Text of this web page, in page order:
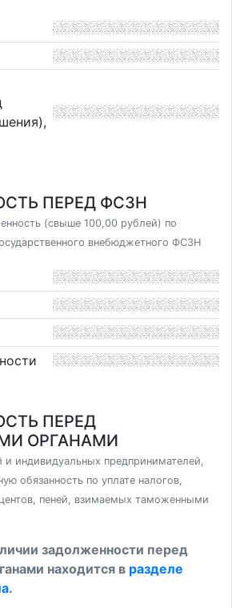
ПЕРЕД ФСЗН
(свыше 100,00 рублей) по
внебюджетного ФСЗН
ПЕРЕД
ОРГАНАМИ
и индивидуальных предпринимателей,
обязанность по уплате налогов,
пеней, взимаемых таможенными
задолженности перед
находится в разделе
.